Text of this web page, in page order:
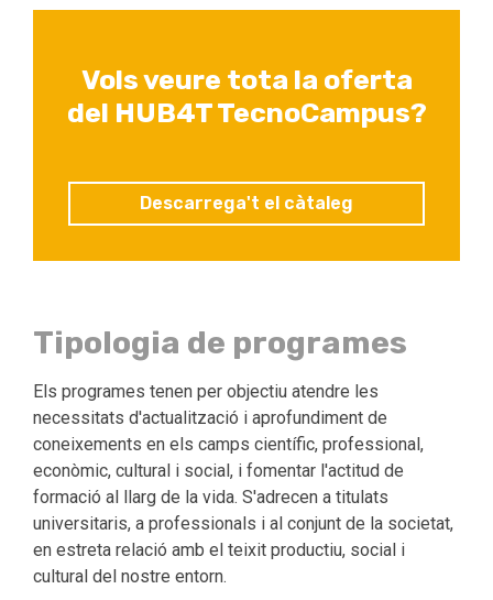
Vols veure tota la oferta
del HUB4T TecnoCampus?
Descarrega't el càtaleg
Tipologia de programes
Els programes tenen per objectiu atendre les
necessitats d'actualització i aprofundiment de
coneixements en els camps científic, professional,
econòmic, cultural i social, i fomentar l'actitud de
formació al llarg de la vida. S'adrecen a titulats
universitaris, a professionals i al conjunt de la societat,
en estreta relació amb el teixit productiu, social i
cultural del nostre entorn.